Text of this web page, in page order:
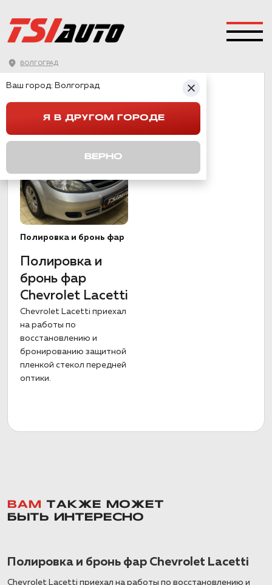
ВОЛГОГРАД
Полировка и бронь фар
Полировка и
бронь фар
Chevrolet Lacetti
Chevrolet Lacetti приехал
на работы по
восстановлению и
бронированию защитной
пленкой стекол передней
оптики.
ВАМ
ТАКЖЕ МОЖЕТ
БЫТЬ ИНТЕРЕСНО
Полировка и бронь фар Chevrolet Lacetti
Chevrolet Lacetti приехал на работы по восстановлению и
Ваш город: Волгоград
Я В ДРУГОМ ГОРОДЕ
ВЕРНО